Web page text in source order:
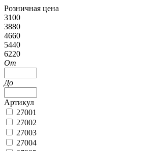
Розничная цена
3100
3880
4660
5440
6220
От
До
Артикул
27001
27002
27003
27004